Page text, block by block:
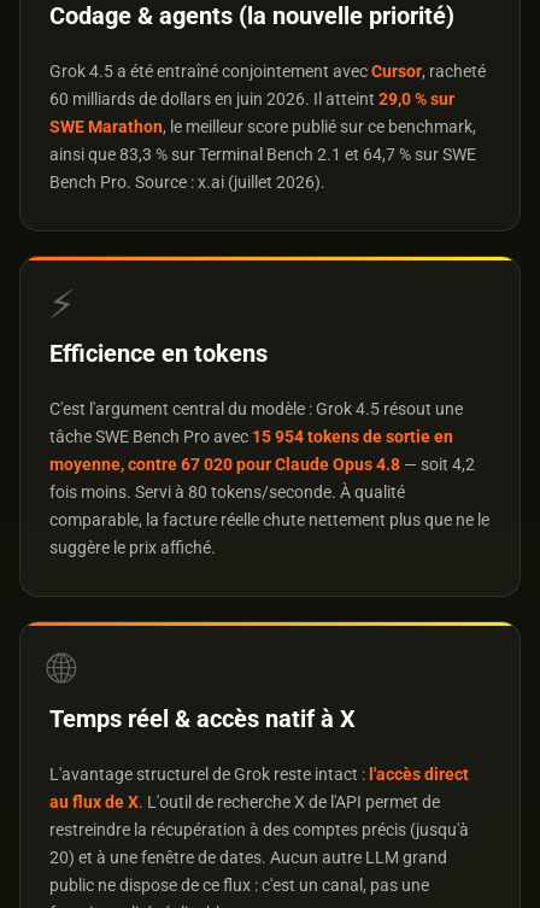
Codage & agents (la nouvelle priorité)
Grok 4.5 a été entraîné conjointement avecCursor, racheté
60 milliards de dollars en juin 2026. Il atteint 29,0 % sur
SWE Marathon, le meilleur score publié sur ce benchmark,
ainsi que 83,3 % sur Terminal Bench 2.1 et 64,7 % sur SWE
Bench Pro. Source : x.ai (juillet 2026).
⚡
Efficience en tokens
C'est l'argument central du modèle : Grok 4.5 résout une
tâche SWE Bench Pro avec 15 954 tokens de sortie en
moyenne, contre 67 020 pour Claude Opus 4.8 — soit 4,2
fois moins. Servi à 80 tokens/seconde. À qualité
comparable, la facture réelle chute nettement plus que ne le
suggère le prix affiché.
🌐
Temps réel & accès natif à X
L'avantage structurel de Grok reste intact : l'accès direct
au flux de X. L'outil de recherche X de l'API permet de
restreindre la récupération à des comptes précis (jusqu'à
20) et à une fenêtre de dates. Aucun autre LLM grand
public ne dispose de ce flux : c'est un canal, pas une